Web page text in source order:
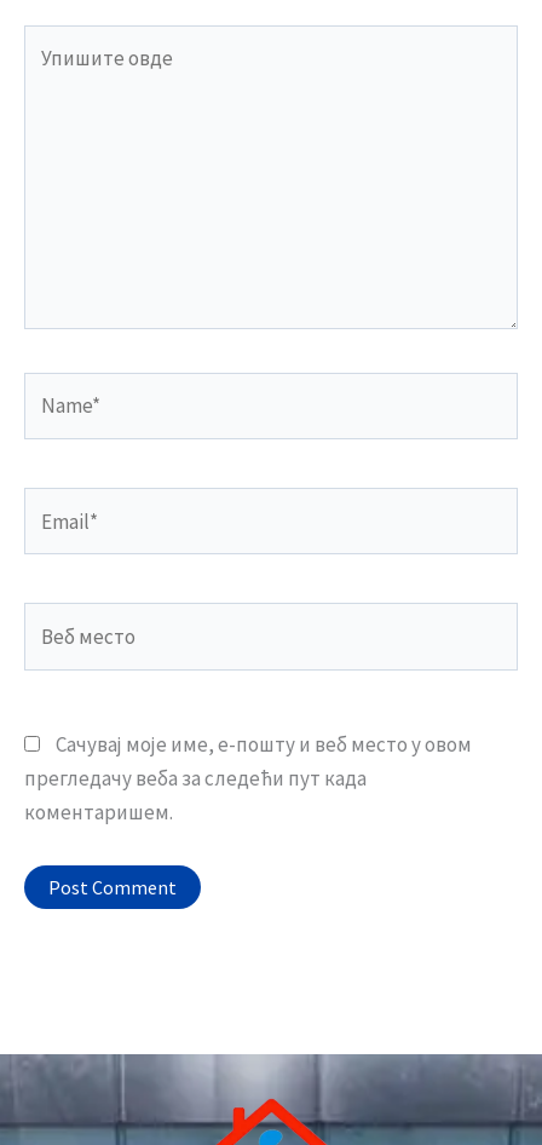
овде
место
Сачувај моје име, е-пошту и веб место у овом
прегледачу веба за следећи пут када
коментаришем.